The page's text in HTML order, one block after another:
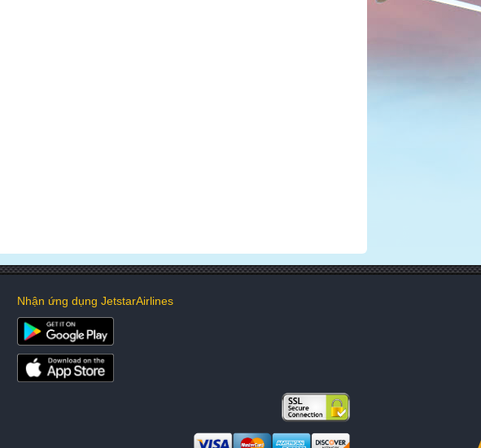
Nhận ứng dụng JetstarAirlines